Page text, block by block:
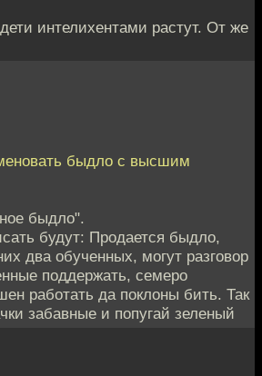
интелихентами растут. От же
быдло с высшим
быдло".
будут: Продается быдло,
два обученных, могут разговор
поддержать, семеро
работать да поклоны бить. Так
забавные и попугай зеленый